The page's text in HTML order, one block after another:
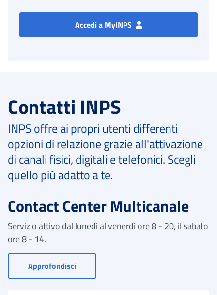
Accedi a MyINPS
Contatti INPS
INPS offre ai propri utenti differenti
opzioni di relazione grazie all'attivazione
di canali fisici, digitali e telefonici. Scegli
quello più adatto a te.
Contact Center Multicanale
Servizio attivo dal lunedì al venerdì ore 8 - 20, il sabato
ore 8 - 14.
Approfondisci- Vai a Contact Center